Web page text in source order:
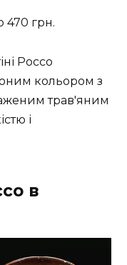
470 грн.
Россо
кольором з
трав'яним
і
в